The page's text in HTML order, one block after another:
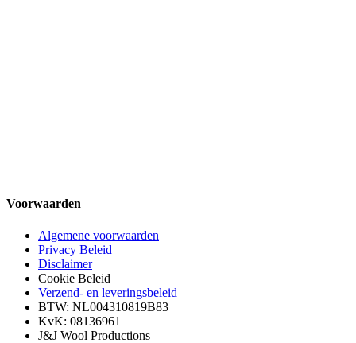
Voorwaarden
Algemene voorwaarden
Privacy Beleid
Disclaimer
Cookie Beleid
Verzend- en leveringsbeleid
BTW: NL004310819B83
KvK: 08136961
J&J Wool Productions